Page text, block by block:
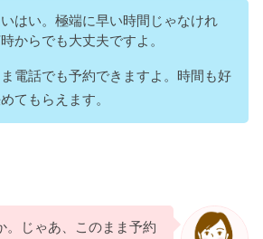
はい。極端に早い時間じゃなけれ
からでも大丈夫ですよ。
電話でも予約できますよ。時間も好
てもらえます。
。じゃあ、このまま予約